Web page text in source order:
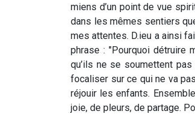
miens d’un point de vue
dans les mêmes sentiers
mes attentes. D.ieu a ainsi
phrase : "Pourquoi détruire
qu’ils ne se soumettent
focaliser sur ce qui ne va
réjouir les enfants.
joie, de pleurs, de partage.